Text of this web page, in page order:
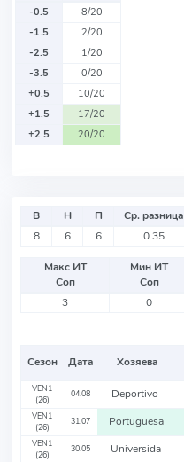
-0.5
8/20
-1.5
2/20
-2.5
1/20
-3.5
0/20
+0.5
10/20
+1.5
17/20
+2.5
20/20
В Н П Ср. разница
8
6 6 0.35
Макс ИТ
Соп
Мин ИТ
Соп
3
0
Сезон Дата Хозяева
VEN1
(26)
04.08 Deportivo
VEN1
(26)
31.07 Portuguesa
VEN1
(26)
30.05 Universida